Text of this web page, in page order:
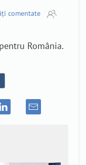
comentate
România.